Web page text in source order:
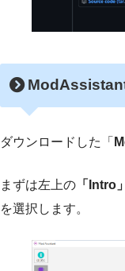
ダウンロードした「
まずは左上の 「Intro」
を選択します。